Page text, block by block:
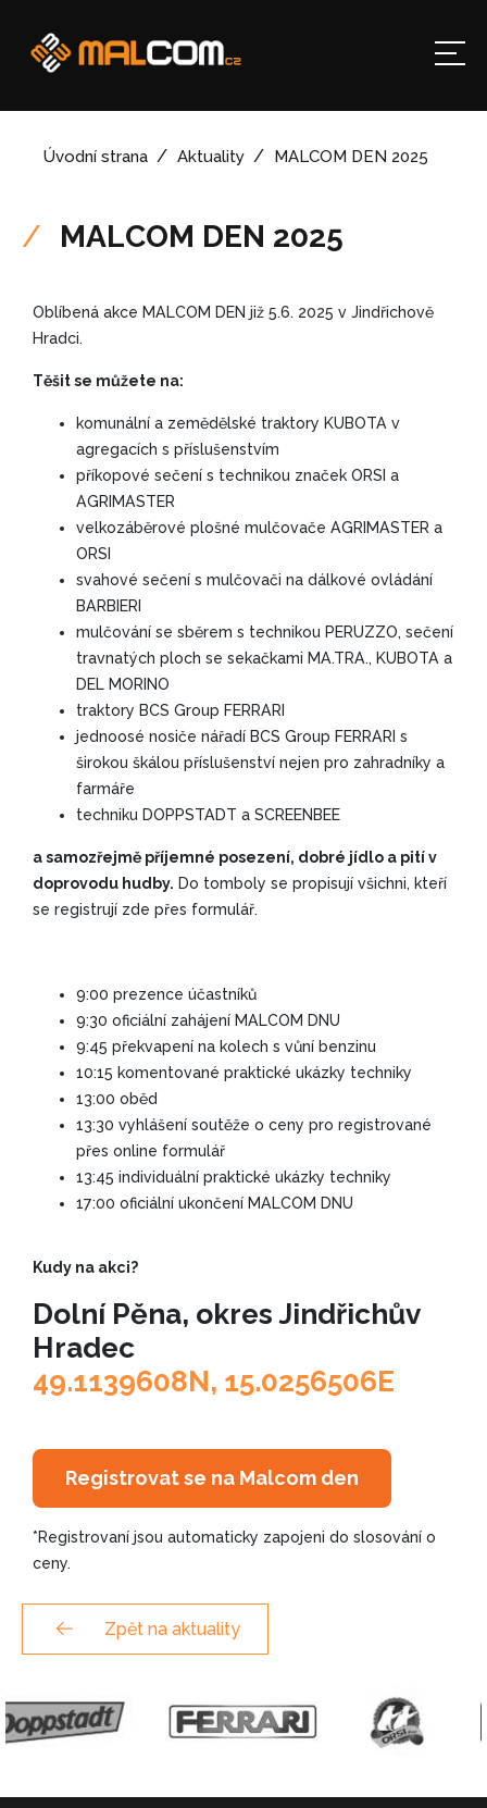
Úvodní strana Aktuality MALCOM DEN 2025
MALCOM DEN 2025
Oblíbená akce MALCOM DEN již 5.6. 2025 v Jindřichově
Hradci.
Těšit se můžete na:
komunální a zemědělské traktory KUBOTA v
agregacích s příslušenstvím
příkopové sečení s technikou značek ORSI a
AGRIMASTER
velkozáběrové plošné mulčovače AGRIMASTER a
ORSI
svahové sečení s mulčovači na dálkové ovládání
BARBIERI
mulčování se sběrem s technikou PERUZZO, sečení
travnatých ploch se sekačkami MA.TRA., KUBOTA a
DEL MORINO
traktory BCS Group FERRARI
jednoosé nosiče nářadí BCS Group FERRARI s
širokou škálou příslušenství nejen pro zahradníky a
farmáře
techniku DOPPSTADT a SCREENBEE
a samozřejmě příjemné posezení, dobré jídlo a pití v
doprovodu hudby. Do tomboly se propisují všichni, kteří
se registrují zde přes formulář.
9:00 prezence účastníků
9:30 oficiální zahájení MALCOM DNU
9:45 překvapení na kolech s vůní benzinu
10:15 komentované praktické ukázky techniky
13:00 oběd
13:30 vyhlášení soutěže o ceny pro registrované
přes online formulář
13:45 individuální praktické ukázky techniky
17:00 oficiální ukončení MALCOM DNU
Kudy na akci?
Dolní Pěna, okres Jindřichův
Hradec
49.1139608N, 15.0256506E
Registrovat se na Malcom den
*Registrovaní jsou automaticky zapojeni do slosování o
ceny.
Zpět na aktuality